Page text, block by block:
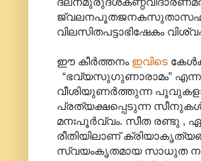
വിലസിതപട്ടാഭിഷേകം
ഈ കീർത്തനം ഇവിടെ
“ഭവ്യസുഗുണാരാമം” എന്ന
വീശിയുണര്‍ത്തുന്ന
പ്രത്യക്ഷപ്പെടുന്ന
മനഃപൂര്‍വ്വം. സീത രണ്ടു ‍,
രീതിയിലാണ്
സ്വയംകൃതമായ സാധുത